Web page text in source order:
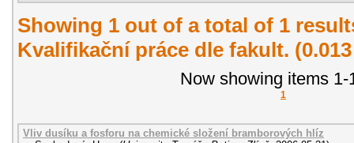
Showing 1 out of a total of 1
Kvalifikační práce dle fakult.
Now showing items 1-
1
Vliv dusíku a fosforu na chemické složení bramborových hlíz